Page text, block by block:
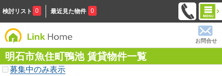
検討リスト 0 最近見た物件 0
お問合せ
明石市魚住町鴨池 賃貸物件一覧
募集中のみ表示